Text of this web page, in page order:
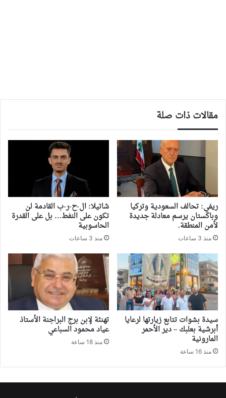
مقالات ذات صلة
ريفي: تحالف السعودية وتركيا
وباكستان يرسم معادلة جديدة
لأمن المنطقة.
منذ 3 ساعات
شاتيلا: ال-ح-ر-ب القادمة لن
تكون على النفط… بل على القدرة
الحاسوبية
منذ 3 ساعات
سيدة بشوات تتابع زيارتها لرعايا
أبرشية بعلبك – دير الأحمر
المارونية
منذ 16 ساعة
تهنئة لإبن برج البراجنة الأستاذ
عياد محمود السباعي
منذ 18 ساعة